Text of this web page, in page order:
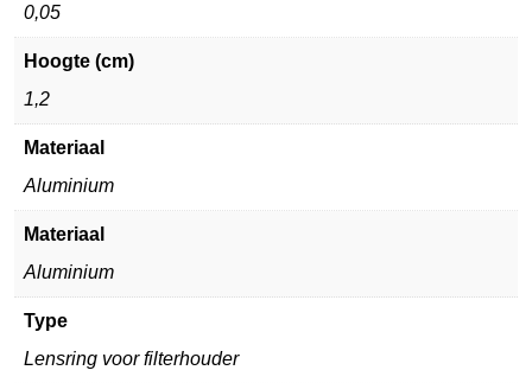
0,05
Hoogte (cm)
1,2
Materiaal
Aluminium
Materiaal
Aluminium
Type
Lensring voor filterhouder